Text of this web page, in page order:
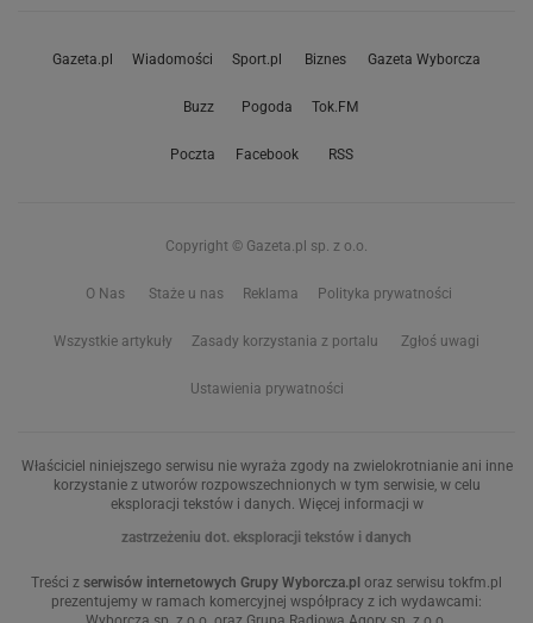
Gazeta.pl Wiadomości Sport.pl Biznes Gazeta Wyborcza
Buzz Pogoda Tok.FM
Poczta Facebook RSS
Copyright © Gazeta.pl sp. z o.o.
O Nas Staże u nas Reklama Polityka prywatności
Wszystkie artykuły Zasady korzystania z portalu Zgłoś uwagi
Ustawienia prywatności
Właściciel niniejszego serwisu nie wyraża zgody na zwielokrotnianie ani inne
korzystanie z utworów rozpowszechnionych w tym serwisie, w celu
eksploracji tekstów i danych. Więcej informacji w
zastrzeżeniu dot. eksploracji tekstów i danych
Treści z serwisów internetowych Grupy Wyborcza.pl oraz serwisu tokfm.pl
prezentujemy w ramach komercyjnej współpracy z ich wydawcami: